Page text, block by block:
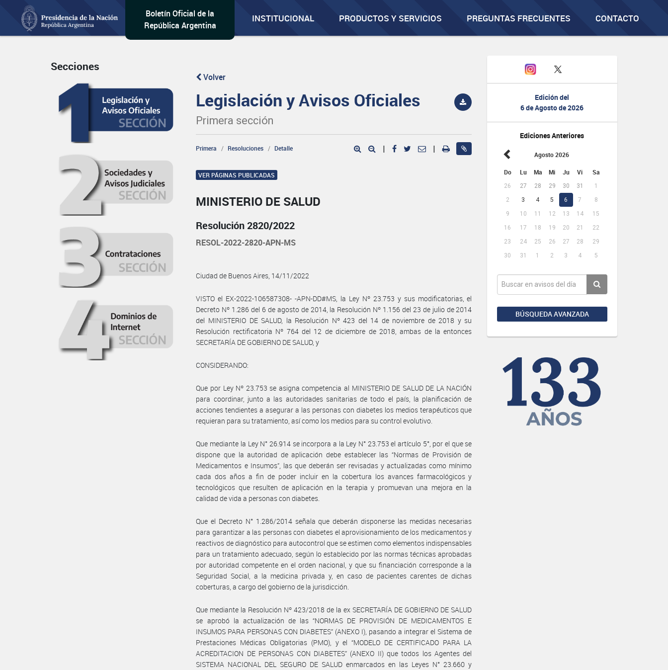
Boletín Oficial de la
República Argentina
INSTITUCIONAL PRODUCTOS Y SERVICIOS PREGUNTAS FRECUENTES CONTACTO
Edición del
6 de Agosto de 2026
Ediciones Anteriores
Agosto 2026
Do Lu Ma Mi Ju Vi Sa
26 27 28 29 30 31
1
2
3 4 5 6 7
8
9
10 11 12 13 14
15
16
17 18 19 20 21
22
23
24 25 26 27 28
29
30
31 1 2 3 4 5
BÚSQUEDA AVANZADA
Secciones
Volver
Legislación y Avisos Oficiales
Primera sección
Primera Resoluciones Detalle | |
VER PÁGINAS PUBLICADAS
MINISTERIO DE SALUD
Resolución 2820/2022
RESOL-2022-2820-APN-MS
Ciudad de Buenos Aires, 14/11/2022
VISTO el EX-2022-106587308- -APN-DD#MS, la Ley Nº 23.753 y sus modificatorias, el
Decreto Nº 1.286 del 6 de agosto de 2014, la Resolución Nº 1.156 del 23 de julio de 2014
del MINISTERIO DE SALUD, la Resolución Nº 423 del 14 de noviembre de 2018 y su
Resolución rectificatoria Nº 764 del 12 de diciembre de 2018, ambas de la entonces
SECRETARÍA DE GOBIERNO DE SALUD, y
CONSIDERANDO:
Que por Ley Nº 23.753 se asigna competencia al MINISTERIO DE SALUD DE LA NACIÓN
para coordinar, junto a las autoridades sanitarias de todo el país, la planificación de
acciones tendientes a asegurar a las personas con diabetes los medios terapéuticos que
requieran para su tratamiento, así como los medios para su control evolutivo.
Que mediante la Ley N° 26.914 se incorpora a la Ley N° 23.753 el artículo 5°, por el que se
dispone que la autoridad de aplicación debe establecer las “Normas de Provisión de
Medicamentos e Insumos”, las que deberán ser revisadas y actualizadas como mínimo
cada dos años a fin de poder incluir en la cobertura los avances farmacológicos y
tecnológicos que resulten de aplicación en la terapia y promuevan una mejora en la
calidad de vida a personas con diabetes.
Que el Decreto N° 1.286/2014 señala que deberán disponerse las medidas necesarias
para garantizar a las personas con diabetes el aprovisionamiento de los medicamentos y
reactivos de diagnóstico para autocontrol que se estimen como elementos indispensables
para un tratamiento adecuado, según lo establecido por las normas técnicas aprobadas
por autoridad competente en el orden nacional, y que su financiación corresponde a la
Seguridad Social, a la medicina privada y, en caso de pacientes carentes de dichas
coberturas, a cargo del gobierno de la jurisdicción.
Que mediante la Resolución Nº 423/2018 de la ex SECRETARÍA DE GOBIERNO DE SALUD
se aprobó la actualización de las “NORMAS DE PROVISIÓN DE MEDICAMENTOS E
INSUMOS PARA PERSONAS CON DIABETES” (ANEXO I), pasando a integrar el Sistema de
Prestaciones Médicas Obligatorias (PMO), y el “MODELO DE CERTIFICADO PARA LA
ACREDITACION DE PERSONAS CON DIABETES” (ANEXO II) que todos los Agentes del
SISTEMA NACIONAL DEL SEGURO DE SALUD enmarcados en las Leyes N° 23.660 y